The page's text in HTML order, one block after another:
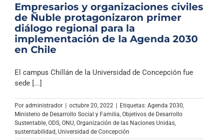
Columnas
Música Clásica
Archivo Sonoro
Empresarios y organizaciones civiles
de Ñuble protagonizaron primer
diálogo regional para la
implementación de la Agenda 2030
en Chile
El campus Chillán de la Universidad de Concepción fue
sede [...]
Por administrador | octubre 20, 2022 | Etiquetas: Agenda 2030
Ministerio de Desarrollo Social y Familia Objetivos de Desarrollo
Sustentable ODS ONU Organización de las Naciones Unidas
sustentabilidad Universidad de Concepción